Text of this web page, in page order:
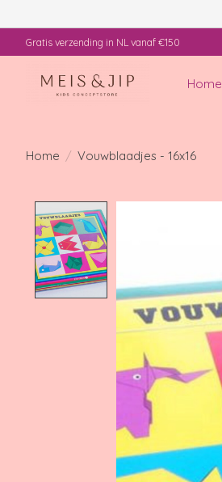
Gratis verzending in NL vanaf €150
Home
Home / Vouwblaadjes - 16x16